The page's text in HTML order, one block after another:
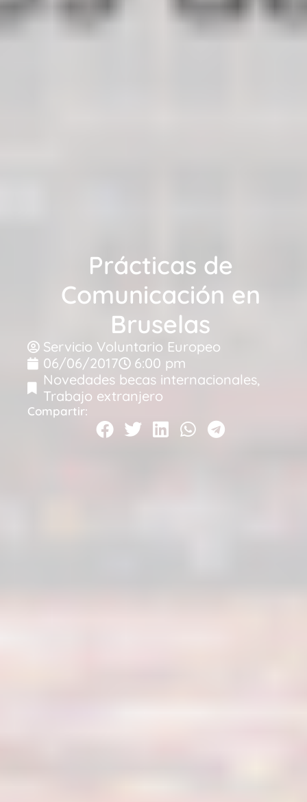
Prácticas de
Comunicación en
Bruselas
Servicio Voluntario Europeo
06/06/2017
6:00 pm
Novedades becas internacionales
Trabajo extranjero
Compartir: